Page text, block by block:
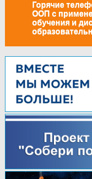
Горячие
ООП с
обучения и